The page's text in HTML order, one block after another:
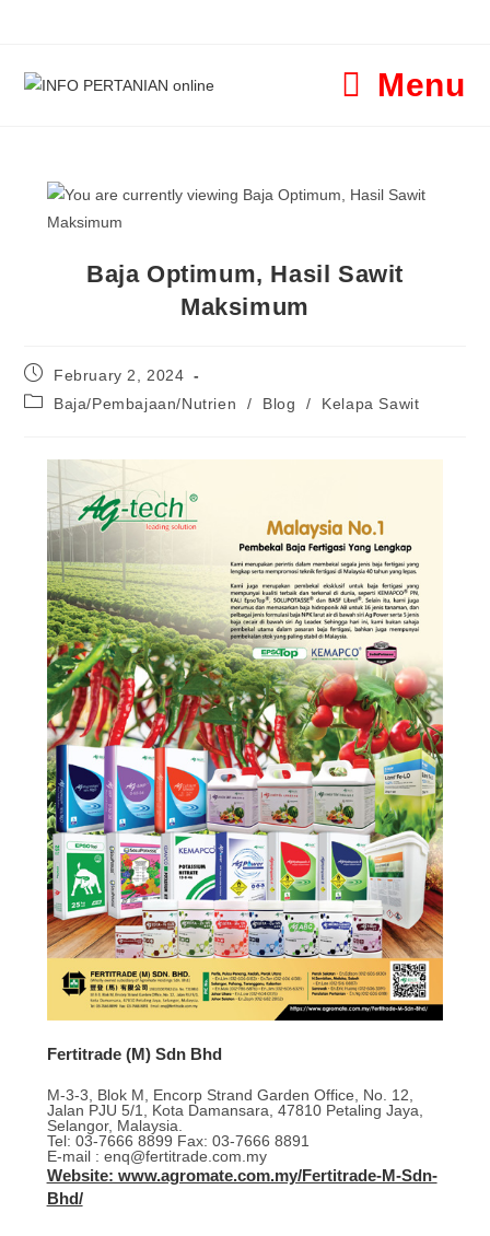
Menu
Baja Optimum, Hasil Sawit
Maksimum
February 2, 2024
Baja/Pembajaan/Nutrien
/ Blog / Kelapa Sawit
Fertitrade (M) Sdn Bhd
M-3-3, Blok M, Encorp Strand Garden Office, No. 12,
Jalan PJU 5/1, Kota Damansara, 47810 Petaling Jaya,
Selangor, Malaysia.
Tel: 03-7666 8899 Fax: 03-7666 8891
E-mail : enq@fertitrade.com.my
Website: www.agromate.com.my/Fertitrade-M-Sdn-
Bhd/